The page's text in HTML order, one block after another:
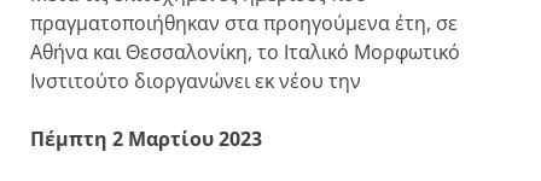
πραγματοποιήθηκαν στα προηγούμενα έτη, σε
Αθήνα και Θεσσαλονίκη, το Ιταλικό Μορφωτικό
Ινστιτούτο διοργανώνει εκ νέου την
Πέμπτη 2 Μαρτίου2023